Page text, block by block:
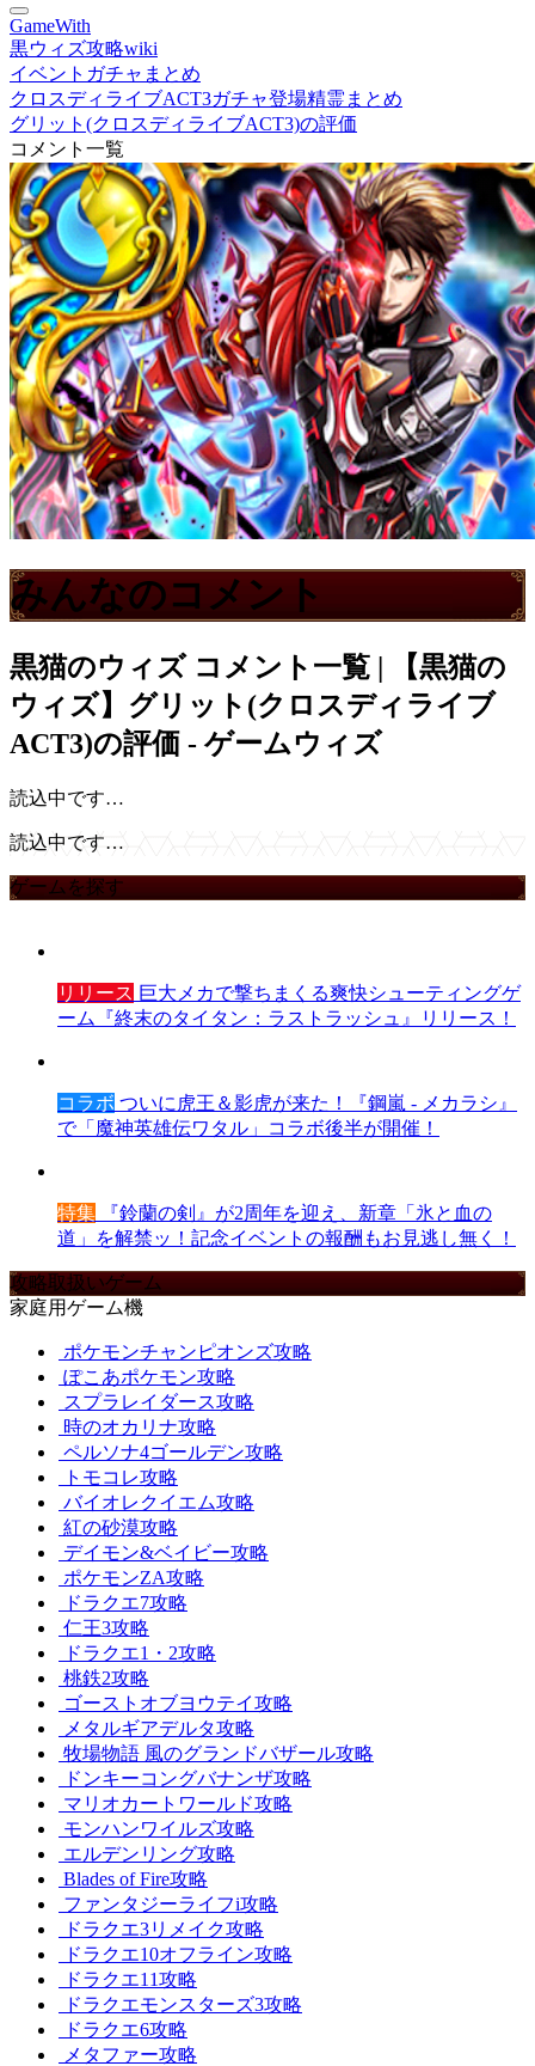
GameWith
黒ウィズ攻略wiki
イベントガチャまとめ
クロスディライブACT3ガチャ登場精霊まとめ
グリット(クロスディライブACT3)の評価
コメント一覧
みんなのコメント
黒猫のウィズ コメント一覧 | 【黒猫の
ウィズ】グリット(クロスディライブ
ACT3)の評価 - ゲームウィズ
読込中です…
読込中です…
ゲームを探す
リリース 巨大メカで撃ちまくる爽快シューティングゲ
ーム『終末のタイタン：ラストラッシュ』リリース！
コラボ ついに虎王＆影虎が来た！『鋼嵐 - メカラシ』
で「魔神英雄伝ワタル」コラボ後半が開催！
特集 『鈴蘭の剣』が2周年を迎え、新章「氷と血の
道」を解禁ッ！記念イベントの報酬もお見逃し無く！
攻略取扱いゲーム
家庭用ゲーム機
ポケモンチャンピオンズ攻略
ぽこあポケモン攻略
スプラレイダース攻略
時のオカリナ攻略
ペルソナ4ゴールデン攻略
トモコレ攻略
バイオレクイエム攻略
紅の砂漠攻略
デイモン&ベイビー攻略
ポケモンZA攻略
ドラクエ7攻略
仁王3攻略
ドラクエ1・2攻略
桃鉄2攻略
ゴーストオブヨウテイ攻略
メタルギアデルタ攻略
牧場物語 風のグランドバザール攻略
ドンキーコングバナンザ攻略
マリオカートワールド攻略
モンハンワイルズ攻略
エルデンリング攻略
Blades of Fire攻略
ファンタジーライフi攻略
ドラクエ3リメイク攻略
ドラクエ10オフライン攻略
ドラクエ11攻略
ドラクエモンスターズ3攻略
ドラクエ6攻略
メタファー攻略